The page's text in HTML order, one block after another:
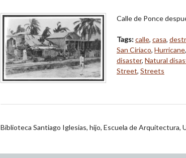
Calle de Ponce
Tags:calle, casa,
San Ciriaco, Hurricane,
disaster, Natural
Street, Streets
Biblioteca Santiago Iglesias, hijo, Escuela de Arquitectura,